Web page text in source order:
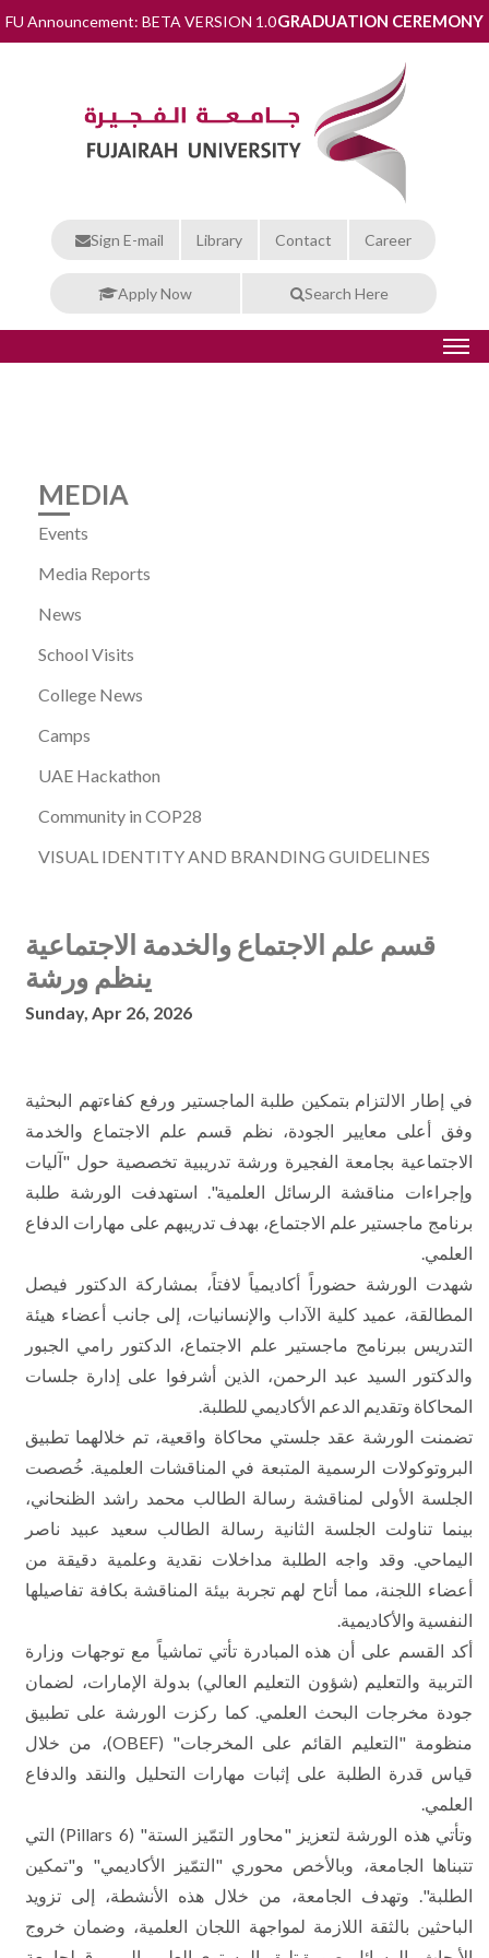
FU Announcement: BETA VERSION 1.0GRADUATION CEREMONY
Sign E-mail Library Contact Career
Apply Now Search Here
MEDIA
Events
Media Reports
News
School Visits
College News
Camps
UAE Hackathon
Community in COP28
VISUAL IDENTITY AND BRANDING GUIDELINES
قسم علم الاجتماع والخدمة الاجتماعية
ينظم ورشة
Sunday, Apr 26, 2026
في إطار الالتزام بتمكين طلبة الماجستير ورفع كفاءتهم البحثية
وفق أعلى معايير الجودة، نظم قسم علم الاجتماع والخدمة
الاجتماعية بجامعة الفجيرة ورشة تدريبية تخصصية حول "آليات
وإجراءات مناقشة الرسائل العلمية". استهدفت الورشة طلبة
برنامج ماجستير علم الاجتماع، بهدف تدريبهم على مهارات الدفاع
العلمي.
شهدت الورشة حضوراً أكاديمياً لافتاً، بمشاركة الدكتور فيصل
المطالقة، عميد كلية الآداب والإنسانيات، إلى جانب أعضاء هيئة
التدريس ببرنامج ماجستير علم الاجتماع، الدكتور رامي الجبور
والدكتور السيد عبد الرحمن، الذين أشرفوا على إدارة جلسات
المحاكاة وتقديم الدعم الأكاديمي للطلبة.
تضمنت الورشة عقد جلستي محاكاة واقعية، تم خلالهما تطبيق
البروتوكولات الرسمية المتبعة في المناقشات العلمية. خُصصت
الجلسة الأولى لمناقشة رسالة الطالب محمد راشد الظنحاني،
بينما تناولت الجلسة الثانية رسالة الطالب سعيد عبيد ناصر
اليماحي. وقد واجه الطلبة مداخلات نقدية وعلمية دقيقة من
أعضاء اللجنة، مما أتاح لهم تجربة بيئة المناقشة بكافة تفاصيلها
النفسية والأكاديمية.
أكد القسم على أن هذه المبادرة تأتي تماشياً مع توجهات وزارة
التربية والتعليم (شؤون التعليم العالي) بدولة الإمارات، لضمان
جودة مخرجات البحث العلمي. كما ركزت الورشة على تطبيق
منظومة "التعليم القائم على المخرجات" (OBEF)، من خلال
قياس قدرة الطلبة على إثبات مهارات التحليل والنقد والدفاع
العلمي.
وتأتي هذه الورشة لتعزيز "محاور التمّيز الستة" (6 Pillars) التي
تتبناها الجامعة، وبالأخص محوري "التمّيز الأكاديمي" و"تمكين
الطلبة". وتهدف الجامعة، من خلال هذه الأنشطة، إلى تزويد
الباحثين بالثقة اللازمة لمواجهة اللجان العلمية، وضمان خروج